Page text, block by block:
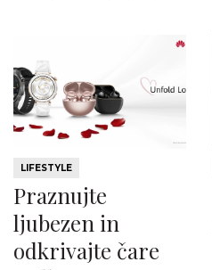
LIFESTYLE
Praznujte
ljubezen in
odkrivajte čare